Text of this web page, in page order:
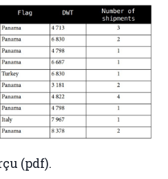
(pdf).